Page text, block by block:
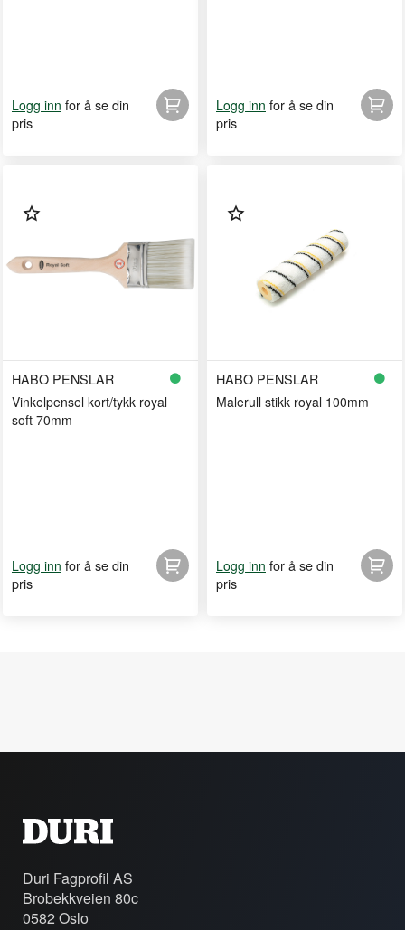
Logg inn for å se din
pris
Logg inn for å se din
pris
HABO PENSLAR
Vinkelpensel kort/tykk royal
soft 70mm
Logg inn for å se din
pris
HABO PENSLAR
Malerull stikk royal 100mm
Logg inn for å se din
pris
Duri Fagprofil AS
Brobekkveien 80c
0582 Oslo